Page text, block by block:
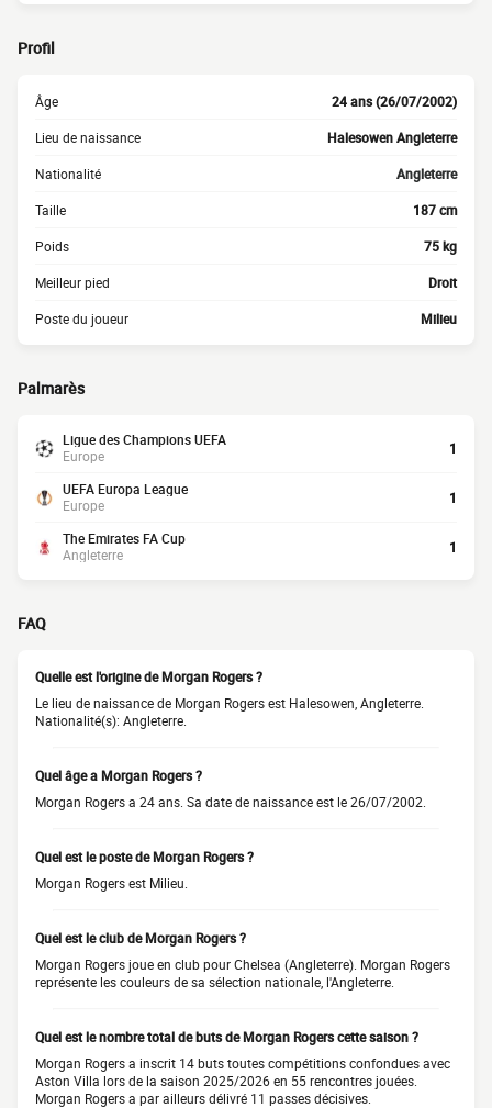
Profil
Âge 24 ans (26/07/2002)
Lieu de naissance Halesowen Angleterre
Nationalité Angleterre
Taille 187 cm
Poids 75 kg
Meilleur pied Droit
Poste du joueur Milieu
Palmarès
Ligue des Champions UEFA
Europe
1
UEFA Europa League
Europe
1
The Emirates FA Cup
Angleterre
1
FAQ
Quelle est l'origine de Morgan Rogers ?
Le lieu de naissance de Morgan Rogers est Halesowen, Angleterre.
Nationalité(s): Angleterre.
Quel âge a Morgan Rogers ?
Morgan Rogers a 24 ans. Sa date de naissance est le 26/07/2002.
Quel est le poste de Morgan Rogers ?
Morgan Rogers est Milieu.
Quel est le club de Morgan Rogers ?
Morgan Rogers joue en club pour Chelsea (Angleterre). Morgan Rogers
représente les couleurs de sa sélection nationale, l'Angleterre.
Quel est le nombre total de buts de Morgan Rogers cette saison ?
Morgan Rogers a inscrit 14 buts toutes compétitions confondues avec
Aston Villa lors de la saison 2025/2026 en 55 rencontres jouées.
Morgan Rogers a par ailleurs délivré 11 passes décisives.